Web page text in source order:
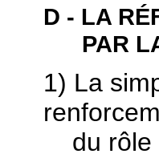
D - LA
PAR LA
1) La
du rôle